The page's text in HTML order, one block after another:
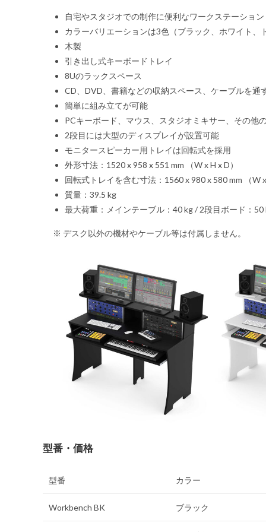
自宅やスタジオでの制作に便利なワークステーション
カラーバリエーションは3色（ブラック、ホワイト、
木製
引き出し式キーボードトレイ
8Uのラックスペース
CD、DVD、書籍などの収納スペース、ケーブルを通
簡単に組み立てが可能
PCキーボード、マウス、スタジオミキサー、その他
2段目には大型のディスプレイが設置可能
モニタースピーカー用トレイは回転式を採用
外形寸法：1520 x 958 x 551 mm （W x H x D）
回転式トレイを含む寸法：1560 x 980 x 580 mm （W
質量：39.5 kg
最大荷重：メインテーブル：40 kg / 2段目ボード：
※ デスク以外の機材やケーブル等は付属しません。
型番・価格
型番 カラー
Workbench BK ブラック